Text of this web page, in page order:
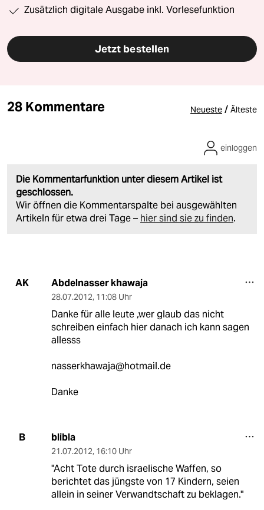
Zusätzlich digitale Ausgabe inkl. Vorlesefunktion
Jetzt bestellen
28 Kommentare Neueste / Älteste
Die Kommentarfunktion unter diesem Artikel ist
geschlossen.
Wir öffnen die Kommentarspalte bei ausgewählten
Artikeln für etwa drei Tage – hier sind sie zu finden.
einloggen
AK Abdelnasser khawaja
28.07.2012, 11:08 Uhr
Danke für alle leute ,wer glaub das nicht
schreiben einfach hier danach ich kann sagen
allesss
nasserkhawaja@hotmail.de
Danke
B blibla
21.07.2012, 16:10 Uhr
"Acht Tote durch israelische Waffen, so
berichtet das jüngste von 17 Kindern, seien
allein in seiner Verwandtschaft zu beklagen."